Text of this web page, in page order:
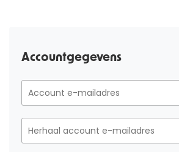
Accountgegevens